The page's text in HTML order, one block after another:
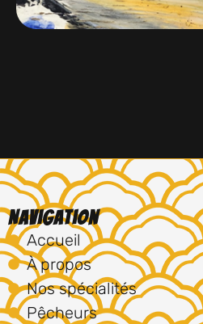
Navigation
Accueil
À propos
Nos spécialités
Pêcheurs